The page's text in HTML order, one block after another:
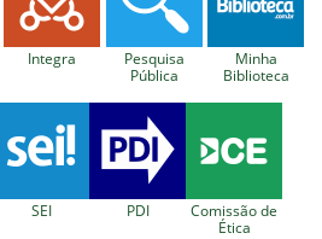
Integra
Pesquisa
Pública
Minha
Biblioteca
SEI PDI
Comissão de
Ética